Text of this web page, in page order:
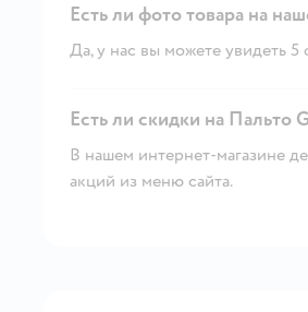
Есть ли фото товара на
Да, у нас вы можете увидеть
Есть ли скидки на Пальто
В нашем интернет-магазине
акций из меню сайта.